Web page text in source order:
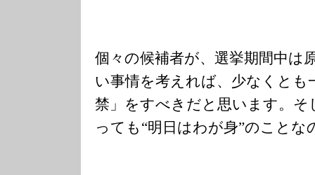
個々の候補者が、選挙期間中は
い事情を考えれば、少なくとも
禁」をすべきだと思います。
っても“明日はわが身”のことな